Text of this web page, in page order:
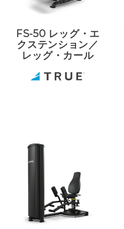
FS-50 レッグ・エ
クステンション／
レッグ・カール